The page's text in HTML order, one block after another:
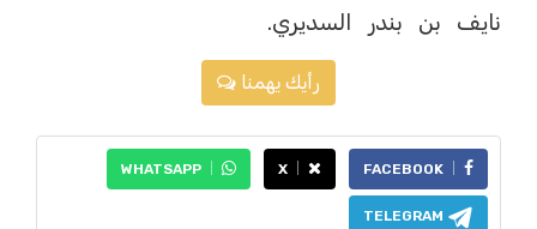
نايف بن بندر السديري.
رأيك يهمنا
FACEBOOK
X
WHATSAPP
TELEGRAM